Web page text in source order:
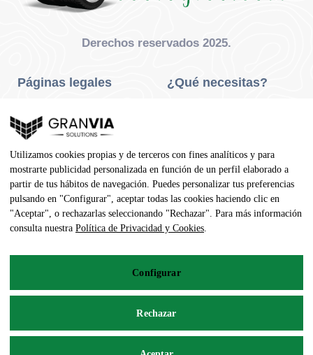
Derechos reservados 2025.
Páginas legales
Privacidad Y Cookies
Aviso Legal
Condiciones De Compra
Contacto
¿Qué necesitas?
Neumáticos Agrícola
Dirección
pedidos@neumaticoecologico.com
De Lunes a Viernes: 08:30 – 14:00 16:00 – 19:00
Utilizamos cookies propias y de terceros con fines analíticos y para
mostrarte publicidad personalizada en función de un perfil elaborado a
partir de tus hábitos de navegación. Puedes personalizar tus preferencias
pulsando en "Configurar", aceptar todas las cookies haciendo clic en
"Aceptar", o rechazarlas seleccionando "Rechazar". Para más información
consulta nuestra Política de Privacidad y Cookies.
Configurar
Rechazar